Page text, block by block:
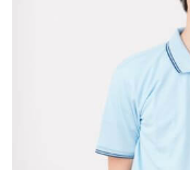
といった想いを持つ
支援に関してはウィ
の収集や転職相談は
ル、お電話での対応
いますので、ぜひお
の新たな一歩を、私